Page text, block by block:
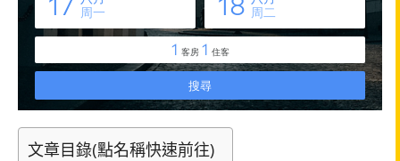
文章目錄(點名稱快速前往)